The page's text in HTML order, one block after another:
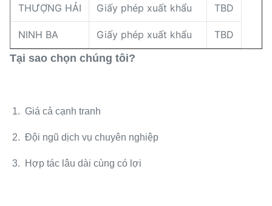
THƯỢNG HẢI Giấy phép xuất khẩu TBD
NINH BA Giấy phép xuất khẩu
TBD
Tại sao chọn chúng tôi?
1. Giá cả cạnh tranh
2. Đội ngũ dịch vụ chuyên nghiệp
3. Hợp tác lâu dài cùng có lợi